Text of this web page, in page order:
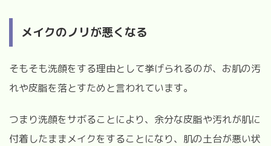
メイクのノリが悪くなる
そもそも洗顔をする理由として挙げられるのが、お肌の汚
れや皮脂を落とすためと言われています。
つまり洗顔をサボることにより、余分な皮脂や汚れが肌に
付着したままメイクをすることになり、肌の土台が悪い状